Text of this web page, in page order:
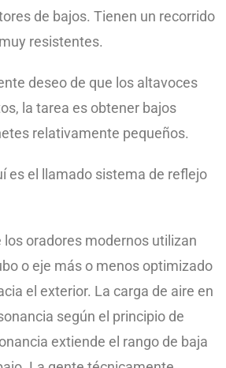
de bajos. Tienen un recorrido
resistentes.
deseo de que los altavoces
la tarea es obtener bajos
relativamente pequeños.
es el llamado sistema de reflejo
los oradores modernos utilizan
o eje más o menos optimizado
el exterior. La carga de aire en
según el principio de
extiende el rango de baja